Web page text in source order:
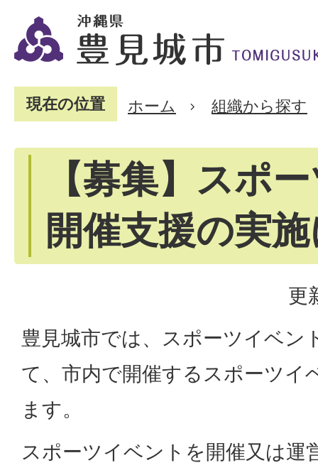
現在の位置 ホーム 組織から探す
【募集】スポ
開催支援の実
更
豊見城市では、スポーツイベン
て、市内で開催するスポーツイ
ます。
スポーツイベントを開催又は運